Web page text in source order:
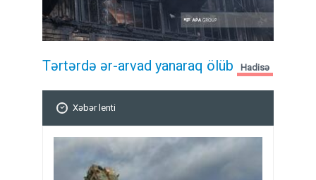
Tərtərdə ər-arvad yanaraq ölüb Hadisə
Xəbər lenti